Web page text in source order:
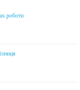
роботи